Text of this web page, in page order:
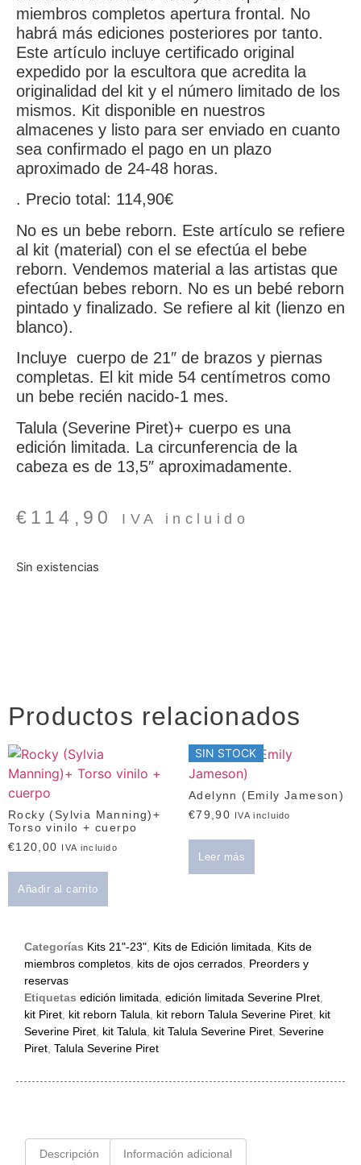
miembros completos apertura frontal. No
habrá más ediciones posteriores por tanto.
Este artículo incluye certificado original
expedido por la escultora que acredita la
originalidad del kit y el número limitado de los
mismos. Kit disponible en nuestros
almacenes y listo para ser enviado en cuanto
sea confirmado el pago en un plazo
aproximado de 24-48 horas.
. Precio total: 114,90€
No es un bebe reborn. Este artículo se refiere
al kit (material) con el se efectúa el bebe
reborn. Vendemos material a las artistas que
efectúan bebes reborn. No es un bebé reborn
pintado y finalizado. Se refiere al kit (lienzo en
blanco).
Incluye cuerpo de 21″ de brazos y piernas
completas. El kit mide 54 centímetros como
un bebe recién nacido-1 mes.
Talula (Severine Piret)+ cuerpo es una
edición limitada. La circunferencia de la
cabeza es de 13,5″ aproximadamente.
€ 114,90 IVA incluido
Sin existencias
Productos relacionados
Rocky (Sylvia Manning)+
Torso vinilo + cuerpo
€120,00 IVA incluido
Añadir al carrito
SIN STOCK
Adelynn (Emily Jameson)
€79,90 IVA incluido
Leer más
Categorías Kits 21"-23" Kits de Edición limitada
Kits de
miembros completos kits de ojos cerrados Preorders y
reservas
Etiquetas edición limitada edición limitada Severine PIret
kit Piret kit reborn Talula kit reborn Talula Severine Piret kit
Severine Piret kit Talula kit Talula Severine Piret Severine
Piret Talula Severine Piret
Descripción Información adicional